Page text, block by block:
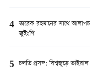
4 তারেক রহমানের সাথে
জুইংগি
5 চলতি প্রসঙ্গ: বিশ্বজুড়ে ভাইরাল